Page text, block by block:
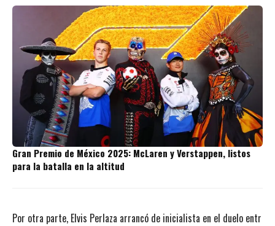
Gran Premio de México 2025: McLaren y Verstappen, listos
para la batalla en la altitud
Por otra parte, Elvis Perlaza arrancó de inicialista en el duelo entr